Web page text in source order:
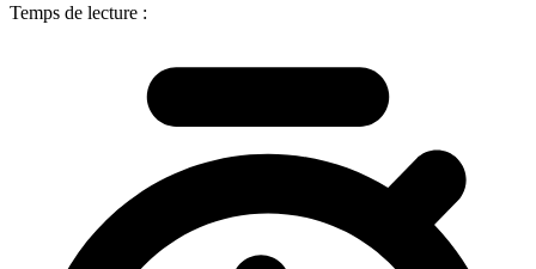
Temps de lecture :